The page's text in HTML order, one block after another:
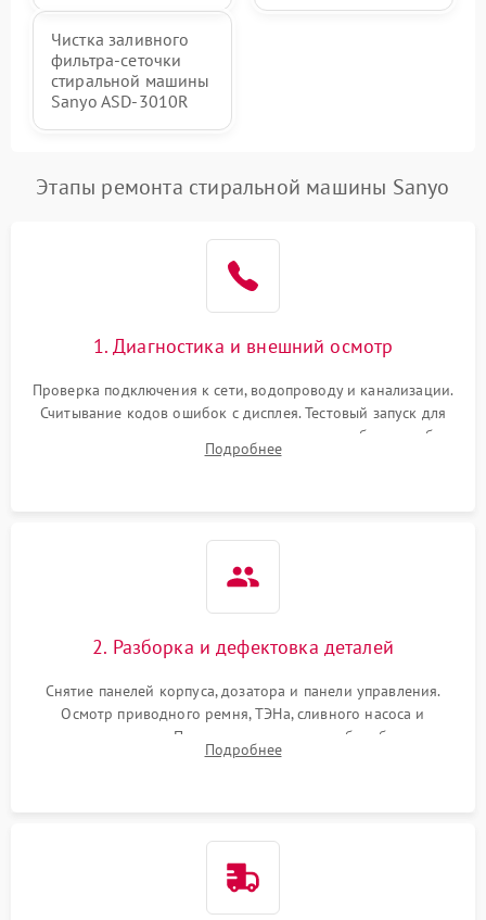
Чистка заливного
фильтра-сеточки
стиральной машины
Sanyo ASD-3010R
Этапы ремонта стиральной машины Sanyo
1. Диагностика и внешний осмотр
Проверка подключения к сети, водопроводу и канализации.
Считывание кодов ошибок с дисплея. Тестовый запуск для
выявления посторонних шумов, протечек или сбоев в работе
электронного модуля управления.
Подробнее
2. Разборка и дефектовка деталей
Снятие панелей корпуса, дозатора и панели управления.
Осмотр приводного ремня, ТЭНа, сливного насоса и
амортизаторов. Проверка подшипников барабана и
крестовины на износ, а манжеты люка на разрывы.
Подробнее